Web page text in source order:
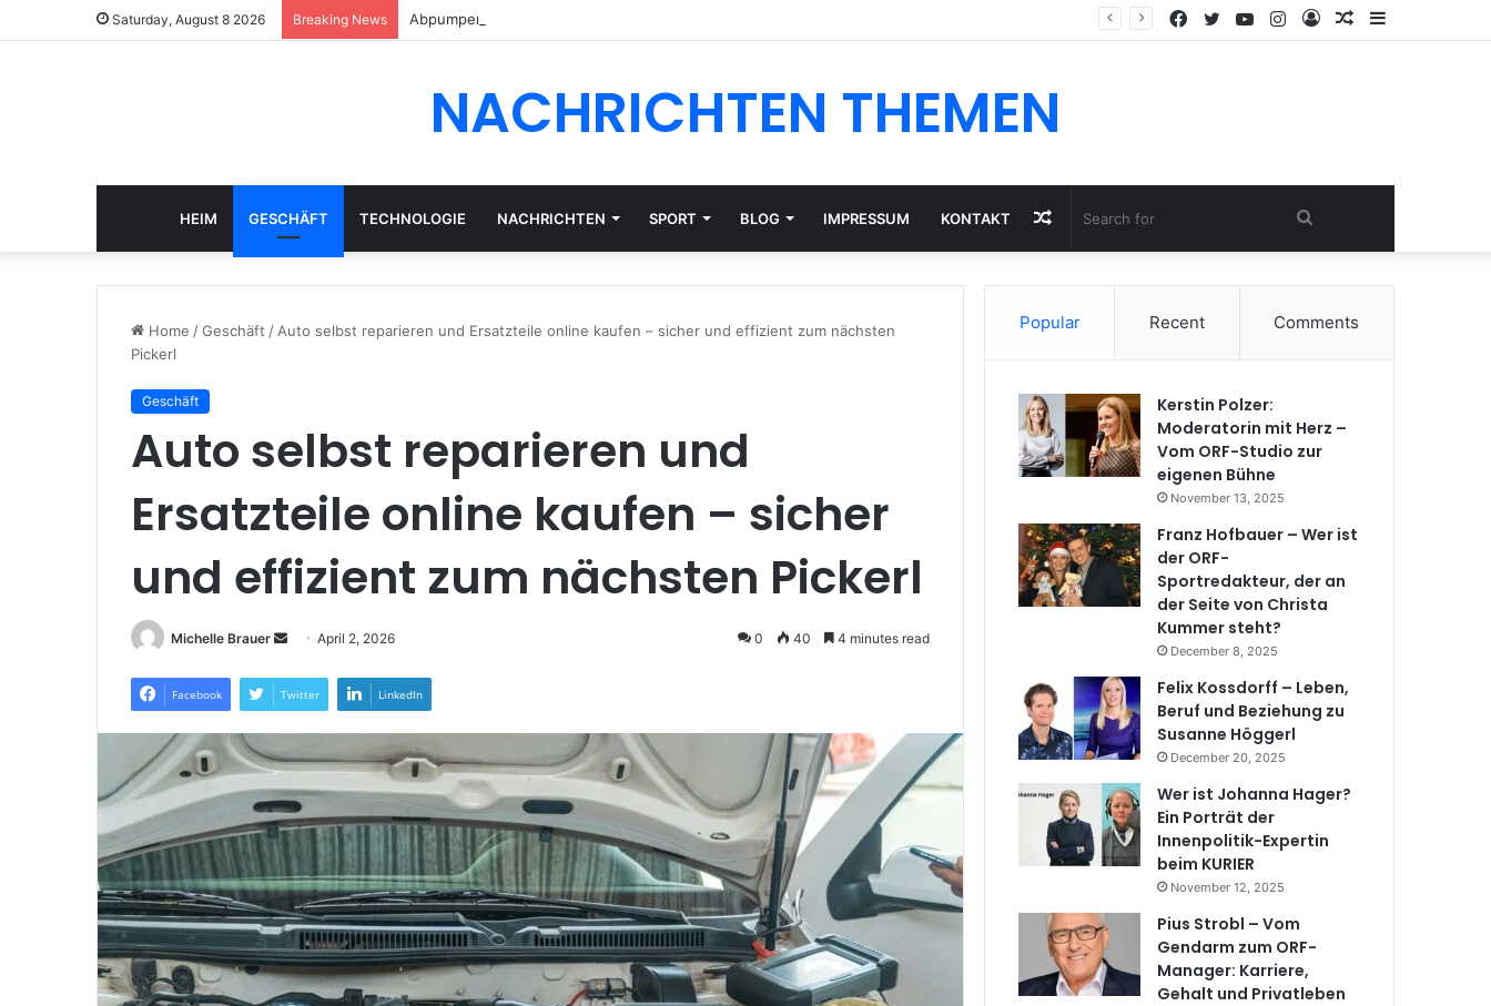
Saturday, August 8 2026 Breaking News Abpumpen in der Nacht: So wird die Routine ruhiger und besser planbar Sidebar
Random
Log
Instagram
YouTube
Twitter
Facebook
NACHRICHTEN THEMEN
HEIM GESCHÄFT TECHNOLOGIE NACHRICHTEN SPORT BLOG IMPRESSUM KONTAKT
for
Random
Article
Home /Geschäft / Auto selbst reparieren und Ersatzteile online kaufen – sicher und effizient zum nächsten
Pickerl
Geschäft
Auto selbst reparieren und
Ersatzteile online kaufen – sicher
und effizient zum nächsten Pickerl
Michelle Brauer
Send
email
April 2, 2026 0 40 4 minutes read
Facebook Twitter LinkedIn
Popular Recent Comments
Kerstin Polzer:
Moderatorin mit Herz –
Vom ORF-Studio zur
eigenen Bühne
November 13, 2025
Franz Hofbauer – Wer ist
der ORF-
Sportredakteur, der an
der Seite von Christa
Kummer steht?
December 8, 2025
Felix Kossdorff – Leben,
Beruf und Beziehung zu
Susanne Höggerl
December 20, 2025
Wer ist Johanna Hager?
Ein Porträt der
Innenpolitik-Expertin
beim KURIER
November 12, 2025
Pius Strobl – Vom
Gendarm zum ORF-
Manager: Karriere,
Gehalt und Privatleben